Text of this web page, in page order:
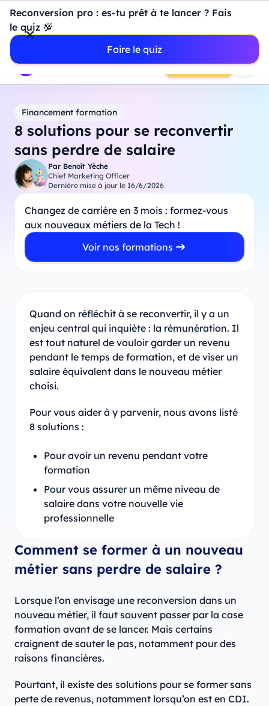
Reconversion pro : es-tu prêt à te lancer ? Fais
le quiz 💯
Faire le quiz
Introduction à Power BI : construisez votre premier
dashboard de A à Z
- Mardi 11 Août
18h00
Professionnels
Étudiants Parents Entreprises
Prendre RDV
Financement formation
8 solutions pour se reconvertir
sans perdre de salaire
Par Benoît Yèche
Chief Marketing Officer
Dernière mise à jour le 16/6/2026
Changez de carrière en 3 mois : formez-vous
aux nouveaux métiers de la Tech !
Voir nos formations
Quand on réfléchit à se reconvertir, il y a un
enjeu central qui inquiète : la rémunération. Il
est tout naturel de vouloir garder un revenu
pendant le temps de formation, et de viser un
salaire équivalent dans le nouveau métier
choisi.
Pour vous aider à y parvenir, nous avons listé
8 solutions :
Pour avoir un revenu pendant votre
formation
Pour vous assurer un même niveau de
salaire dans votre nouvelle vie
professionnelle
Comment se former à un nouveau
métier sans perdre de salaire ?
Lorsque l’on envisage une reconversion dans un
nouveau métier, il faut souvent passer par la case
formation avant de se lancer. Mais certains
craignent de sauter le pas, notamment pour des
raisons financières.
Pourtant, il existe des solutions pour se former sans
perte de revenus, notamment lorsqu’on est en CDI.